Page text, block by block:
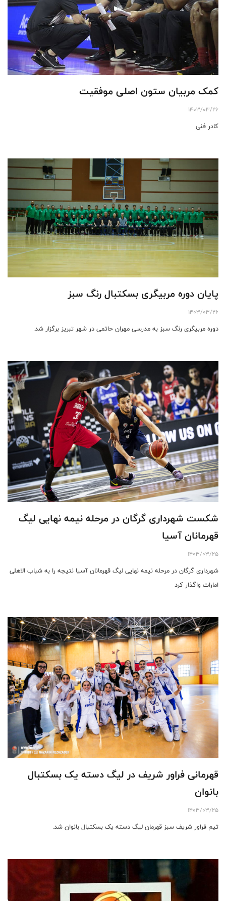
کمک مربیان ستون اصلی موفقیت
1403/03/26
کادر فنی
پایان دوره مربیگری بسکتبال رنگ سبز
1403/03/26
دوره مربیگری رنگ سبز به مدرسی مهران حاتمی در شهر تبریز برگزار شد.
شکست شهرداری گرگان در مرحله نیمه نهایی لیگ
قهرمانان آسیا
1403/03/25
شهرداری گرگان در مرحله نیمه نهایی لیگ قهرمانان آسیا نتیجه را به شباب الاهلی
امارات واگذار کرد
قهرمانی فراور شریف در لیگ دسته یک بسکتبال
بانوان
1403/03/25
تیم فراور شریف سبز قهرمان لیگ دسته یک بسکتبال بانوان شد.